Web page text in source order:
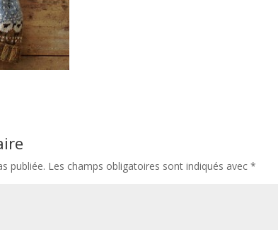
publiée. Les champs obligatoires sont indiqués avec*